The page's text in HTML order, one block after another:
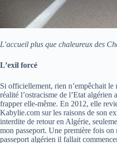
L’accueil plus que chaleureux des
L’exil forcé
Si officiellement, rien n’empêchait
réalité l’ostracisme de l’Etat algérien
frapper elle-même. En 2012, elle
Kabylie.com sur les raisons de son
interdite de retour en Algérie,
mon passeport. Une première fois
passeport algérien il fallait